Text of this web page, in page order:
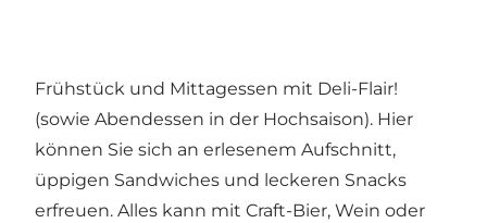
Frühstück und Mittagessen mit Deli-Flair!
(sowie Abendessen in der Hochsaison). Hier
können Sie sich an erlesenem Aufschnitt,
üppigen Sandwiches und leckeren Snacks
erfreuen. Alles kann mit Craft-Bier, Wein oder